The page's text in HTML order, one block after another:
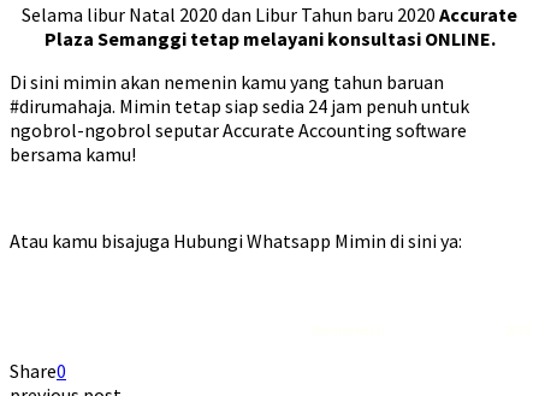
Selama libur Natal 2020 dan Libur Tahun baru 2020 Accurate
Plaza Semanggi tetap melayani konsultasi ONLINE.
Di sini mimin akan nemenin kamu yang tahun baruan
#dirumahaja. Mimin tetap siap sedia 24 jam penuh untuk
ngobrol-ngobrol seputar Accurate Accounting software
bersama kamu!
Atau kamu bisajuga Hubungi Whatsapp Mimin di sini ya:
Share0